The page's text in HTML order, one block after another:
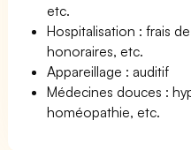
etc.
Hospitalisation : frais
honoraires, etc.
Appareillage : auditif
Médecines douces :
homéopathie, etc.